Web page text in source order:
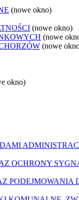
(nowe okno)
(nowe okno)
(nowe
(nowe
okno)
OCHRONY
PODEJMOWANIA